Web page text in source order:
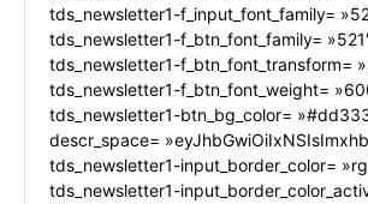
tds_newsletter1-f_input_font_family=
tds_newsletter1-f_btn_font_family=
tds_newsletter1-f_btn_font_transform=
tds_newsletter1-f_btn_font_weight=
tds_newsletter1-btn_bg_color=
descr_space=
tds_newsletter1-input_border_color=
tds_newsletter1-